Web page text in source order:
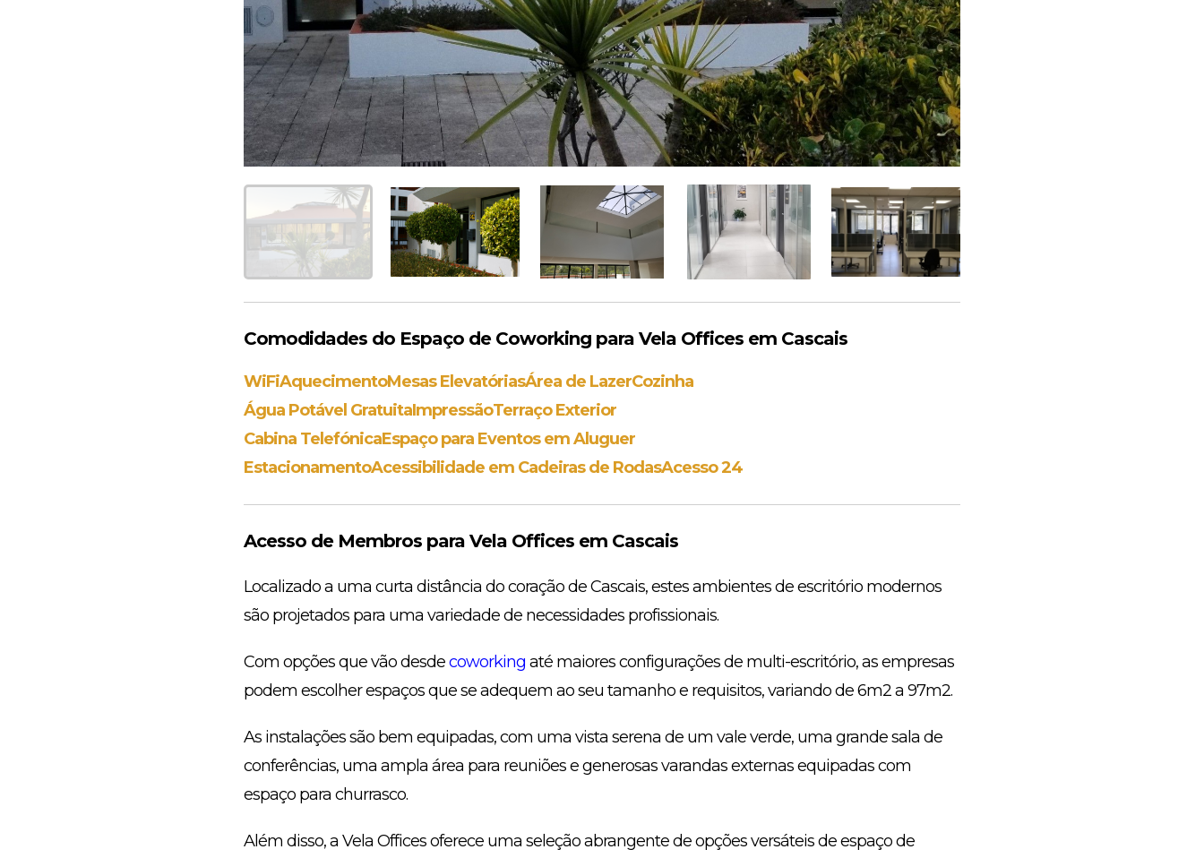
Comodidades do Espaço de Coworking para Vela Offices em Cascais
WiFiAquecimentoMesas ElevatóriasÁrea de LazerCozinha
Água Potável GratuitaImpressãoTerraço Exterior
Cabina TelefónicaEspaço para Eventos em Aluguer
EstacionamentoAcessibilidade em Cadeiras de RodasAcesso 24
Acesso de Membros para Vela Offices em Cascais
Localizado a uma curta distância do coração de Cascais, estes ambientes de escritório modernos
são projetados para uma variedade de necessidades profissionais.
Com opções que vão desdecoworking até maiores configurações de multi-escritório, as empresas
podem escolher espaços que se adequem ao seu tamanho e requisitos, variando de 6m2 a 97m2.
As instalações são bem equipadas, com uma vista serena de um vale verde, uma grande sala de
conferências, uma ampla área para reuniões e generosas varandas externas equipadas com
espaço para churrasco.
Além disso, a Vela Offices oferece uma seleção abrangente de opções versáteis de espaço de